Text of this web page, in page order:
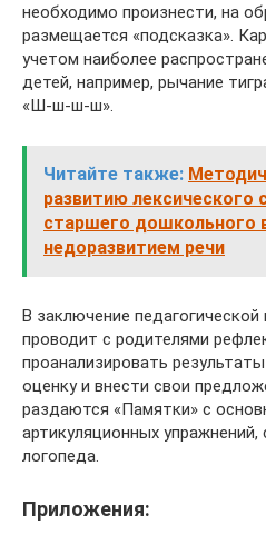
необходимо произнести, на
размещается «подсказка».
учетом наиболее
детей, например, рычание
«Ш-ш-ш-ш».
Читайте также:
развитию лексического
старшего дошкольного
недоразвитием речи
В заключение педагогической
проводит с родителями
проанализировать
оценку и внести свои
раздаются «Памятки» с
артикуляционных
логопеда.
Приложения: